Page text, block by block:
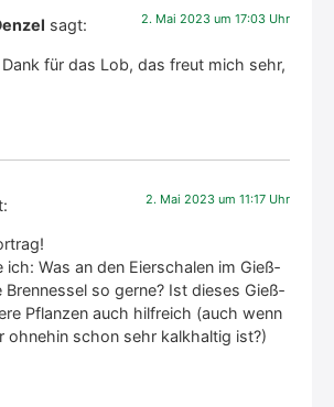
sagt: 2. Mai 2023 um 17:03 Uhr
Dank für das Lob, das freut mich sehr,
2. Mai 2023 um 11:17 Uhr
ich: Was an den Eier­scha­len im Gieß­
Bren­nes­sel so ger­ne? Ist die­ses Gieß­
Pflan­zen auch hilf­reich (auch wenn
ohne­hin schon sehr kalk­hal­tig ist?)